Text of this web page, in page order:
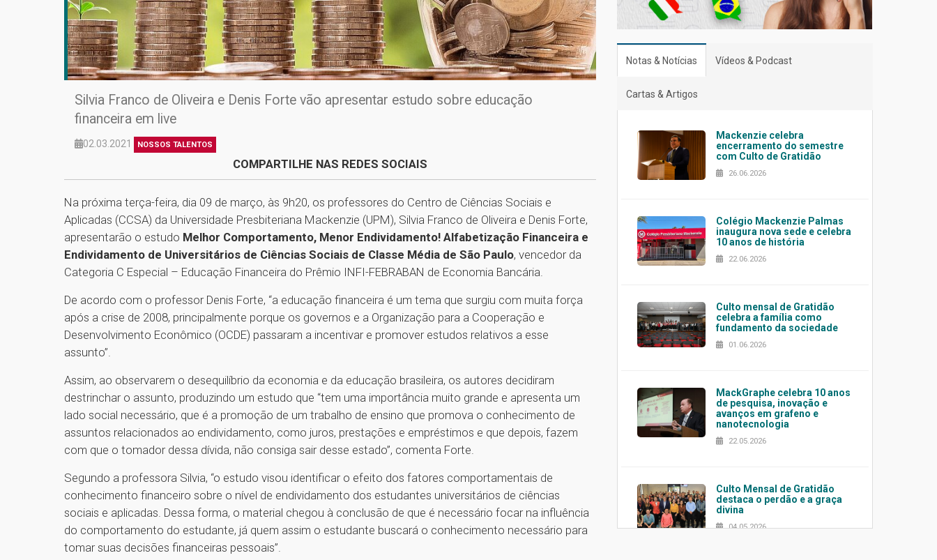
Silvia Franco de Oliveira e Denis Forte vão apresentar estudo sobre educação
financeira em live
02.03.2021 NOSSOS TALENTOS
COMPARTILHE NAS REDES SOCIAIS
Na próxima terça-feira, dia 09 de março, às 9h20, os professores do Centro de Ciências Sociais e
Aplicadas (CCSA) da Universidade Presbiteriana Mackenzie (UPM), Silvia Franco de Oliveira e Denis Forte,
apresentarão o estudo Melhor Comportamento, Menor Endividamento! Alfabetização Financeira e
Endividamento de Universitários de Ciências Sociais de Classe Média de São Paulo, vencedor da
Categoria C Especial – Educação Financeira do Prêmio INFI-FEBRABAN de Economia Bancária.
De acordo com o professor Denis Forte, “a educação financeira é um tema que surgiu com muita força
após a crise de 2008, principalmente porque os governos e a Organização para a Cooperação e
Desenvolvimento Econômico (OCDE) passaram a incentivar e promover estudos relativos a esse
assunto”.
Assim, ao observarem o desequilíbrio da economia e da educação brasileira, os autores decidiram
destrinchar o assunto, produzindo um estudo que “tem uma importância muito grande e apresenta um
lado social necessário, que é a promoção de um trabalho de ensino que promova o conhecimento de
assuntos relacionados ao endividamento, como juros, prestações e empréstimos e que depois, fazem
com que o tomador dessa dívida, não consiga sair desse estado”, comenta Forte.
Segundo a professora Silvia, “o estudo visou identificar o efeito dos fatores comportamentais de
conhecimento financeiro sobre o nível de endividamento dos estudantes universitários de ciências
sociais e aplicadas. Dessa forma, o material chegou à conclusão de que é necessário focar na influência
do comportamento do estudante, já quem assim o estudante buscará o conhecimento necessário para
tomar suas decisões financeiras pessoais”.
Notas & Notícias Vídeos & Podcast
Cartas & Artigos
Mackenzie celebra
encerramento do semestre
com Culto de Gratidão
26.06.2026
Colégio Mackenzie Palmas
inaugura nova sede e celebra
10 anos de história
22.06.2026
Culto mensal de Gratidão
celebra a família como
fundamento da sociedade
01.06.2026
MackGraphe celebra 10 anos
de pesquisa, inovação e
avanços em grafeno e
nanotecnologia
22.05.2026
Culto Mensal de Gratidão
destaca o perdão e a graça
divina
04.05.2026